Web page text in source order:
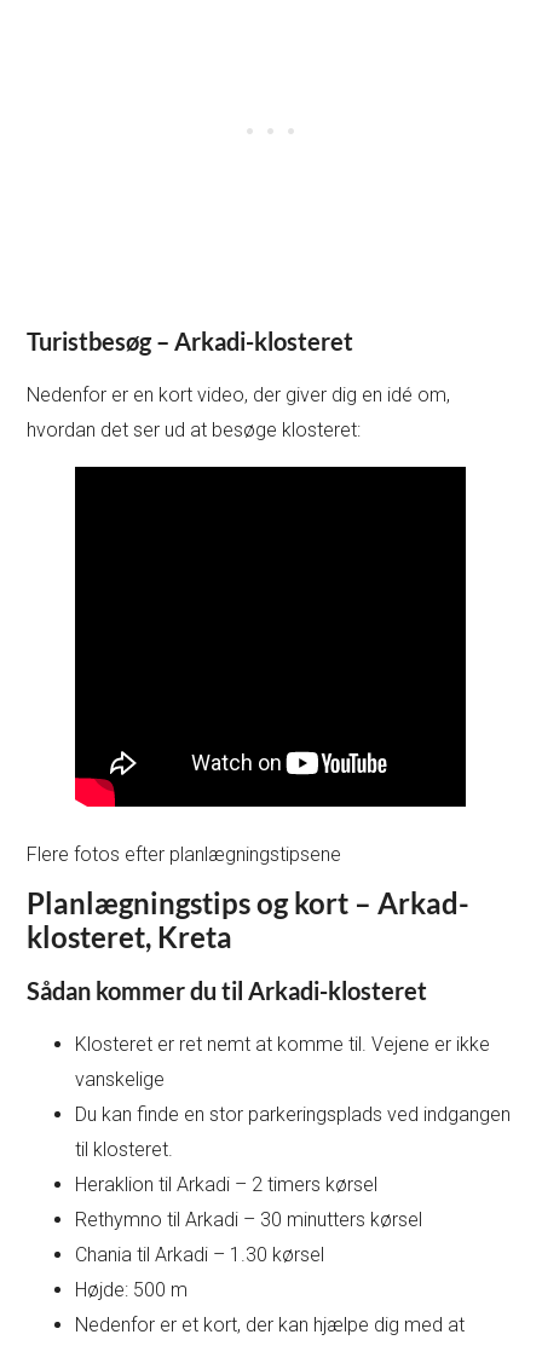
Turistbesøg – Arkadi-klosteret
Nedenfor er en kort video, der giver dig en idé om,
hvordan det ser ud at besøge klosteret:
Flere fotos efter planlægningstipsene
Planlægningstips og kort – Arkad-
klosteret, Kreta
Sådan kommer du til Arkadi-klosteret
Klosteret er ret nemt at komme til. Vejene er ikke
vanskelige
Du kan finde en stor parkeringsplads ved indgangen
til klosteret.
Heraklion til Arkadi – 2 timers kørsel
Rethymno til Arkadi – 30 minutters kørsel
Chania til Arkadi – 1.30 kørsel
Højde: 500 m
Nedenfor er et kort, der kan hjælpe dig med at